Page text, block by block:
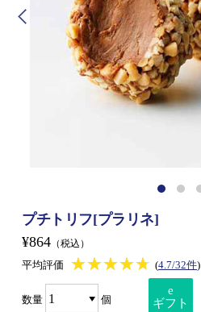
プチトリフ[プラリネ]
¥864 （税込）
平均評価 ★★★★★
★★★★★ (4.7/32件)
数量 個
e
ギフト